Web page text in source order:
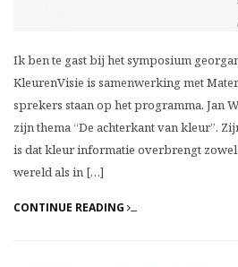
Ik ben te gast bij het symposium
KleurenVisie is samenwerking met
sprekers staan op het programma. Jan
zijn thema “De achterkant van kleur”.
is dat kleur informatie overbrengt
wereld als in […]
CONTINUE READING